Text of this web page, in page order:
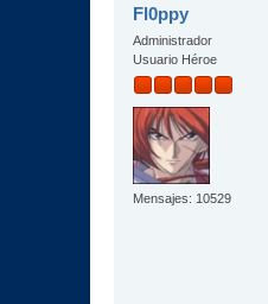
Fl0ppy
Administrador
Usuario Héroe
Mensajes: 10529